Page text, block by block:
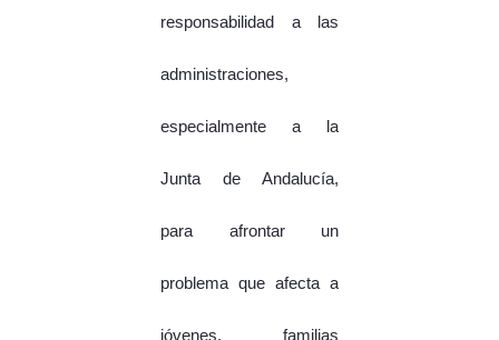
responsabilidad a las
administraciones,
especialmente a la
Junta de Andalucía,
para afrontar un
problema que afecta a
jóvenes, familias